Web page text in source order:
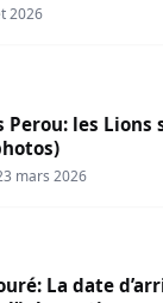
2026
Perou: les Lions
mars 2026
La date